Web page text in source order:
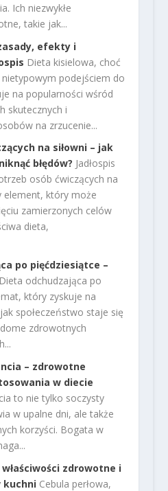
Ich niezwykłe
takie jak...
efekty i
Dieta kisielowa, choć
podejściem do
na popularności wśród
skutecznych i
na zrzucenie...
na siłowni – jak
błędów? Jadłospis
osób ćwiczących na
element, który może
zamierzonych celów
dieta,
po pięćdziesiątce –
Dieta odchudzająca po
który zyskuje na
społeczeństwo staje się
zdrowotnych
– zdrowotne
w diecie
to nie tylko soczysty
w upalne dni, ale także
korzyści. Bogata w
właściwości zdrowotne i
kuchni Cebula perłowa,